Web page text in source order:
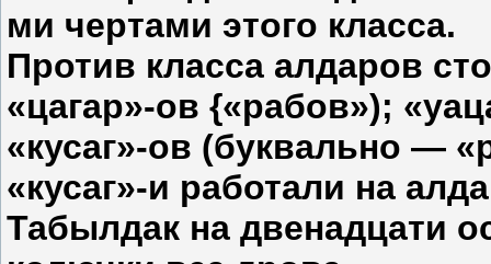
ми чертами этого класса.
Против класса алдаров
«цагар»-ов {«рабов»);
«кусаг»-ов (буквально —
«кусаг»-и работали на
Табылдак на двенадцати